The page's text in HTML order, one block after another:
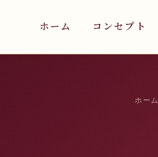
ホーム コンセプト
ホーム